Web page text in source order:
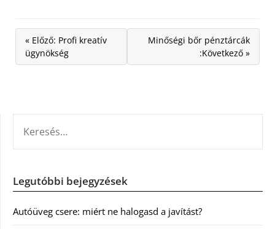
« Előző: Profi kreatív
ügynökség
Minőségi bőr pénztárcák
:Következő »
Legutóbbi bejegyzések
Autóüveg csere: miért ne halogasd a javítást?